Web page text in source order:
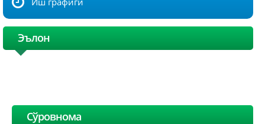
Эълон
Сўровнома